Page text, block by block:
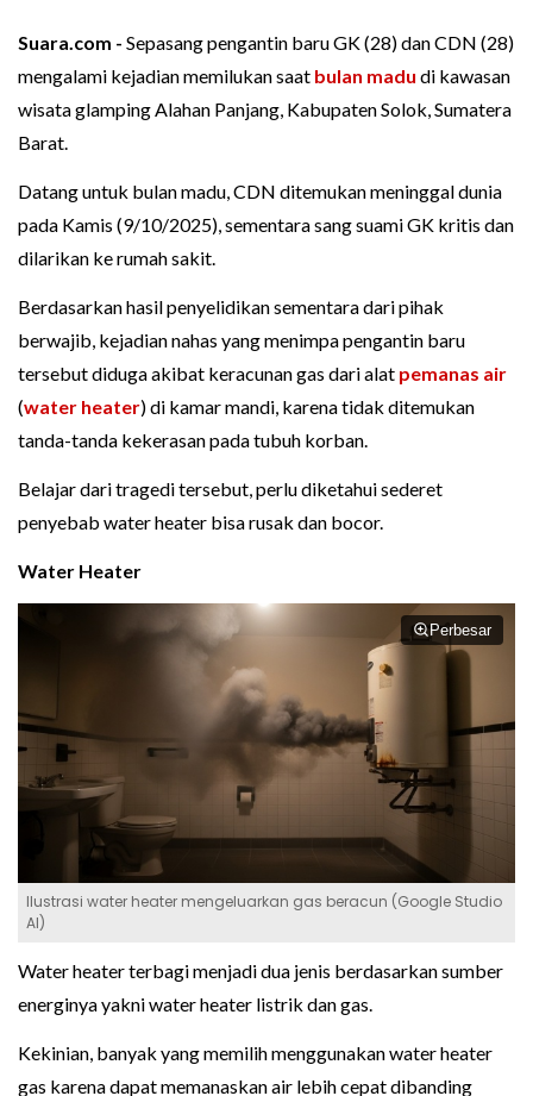
Suara.com - Sepasang pengantin baru GK (28) dan CDN (28)
mengalami kejadian memilukan saat bulan madu di kawasan
wisata glamping Alahan Panjang, Kabupaten Solok, Sumatera
Barat.
Datang untuk bulan madu, CDN ditemukan meninggal dunia
pada Kamis (9/10/2025), sementara sang suami GK kritis dan
dilarikan ke rumah sakit.
Berdasarkan hasil penyelidikan sementara dari pihak
berwajib, kejadian nahas yang menimpa pengantin baru
tersebut diduga akibat keracunan gas dari alat pemanas air
(water heater) di kamar mandi, karena tidak ditemukan
tanda-tanda kekerasan pada tubuh korban.
Belajar dari tragedi tersebut, perlu diketahui sederet
penyebab water heater bisa rusak dan bocor.
Water Heater
Perbesar
Ilustrasi water heater mengeluarkan gas beracun (Google Studio
AI)
Water heater terbagi menjadi dua jenis berdasarkan sumber
energinya yakni water heater listrik dan gas.
Kekinian, banyak yang memilih menggunakan water heater
gas karena dapat memanaskan air lebih cepat dibanding